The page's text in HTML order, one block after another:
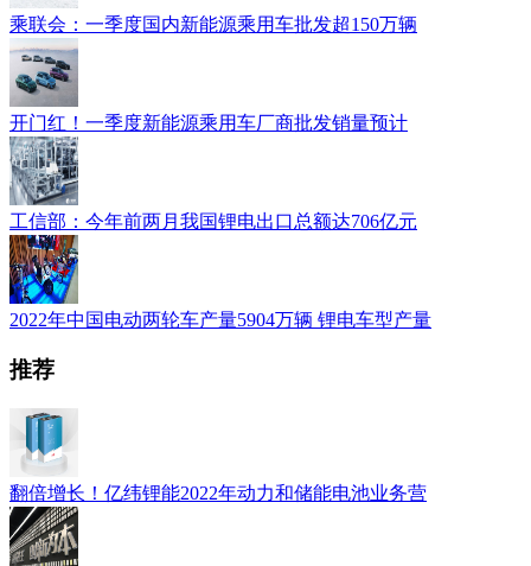
乘联会：一季度国内新能源乘用车批发超150万辆
开门红！一季度新能源乘用车厂商批发销量预计
工信部：今年前两月我国锂电出口总额达706亿元
2022年中国电动两轮车产量5904万辆 锂电车型产量
推荐
翻倍增长！亿纬锂能2022年动力和储能电池业务营